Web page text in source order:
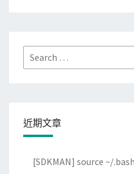
Search
for:
近期文章
[SDKMAN] source ~/